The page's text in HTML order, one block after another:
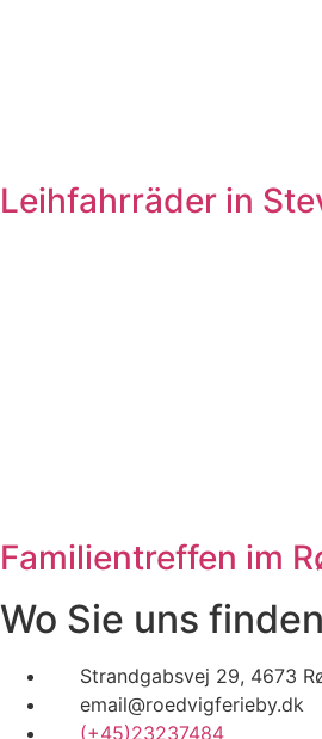
Leihfahrräder in
Familientreffen im
Wo Sie uns finden
Strandgabsvej 29, 4673
email@roedvigferieby.dk
(+45)23237484